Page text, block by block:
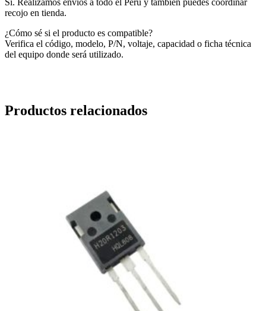
Sí. Realizamos envíos a todo el Perú y también puedes coordinar
recojo en tienda.
¿Cómo sé si el producto es compatible?
Verifica el código, modelo, P/N, voltaje, capacidad o ficha técnica
del equipo donde será utilizado.
Productos relacionados